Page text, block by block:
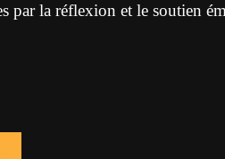
par la réflexion et le soutien